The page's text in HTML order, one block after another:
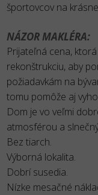
športovcov na
NÁZOR MAKLÉRA:
Prijateľná cena,
rekonštrukciu, aby
požiadavkám na
tomu pomôže aj
Dom je vo veľmi
atmosférou a
Bez tiarch.
Výborná lokalita.
Dobrí susedia.
Nízke mesačné